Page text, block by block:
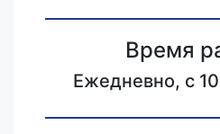
Время
Ежедневно, с